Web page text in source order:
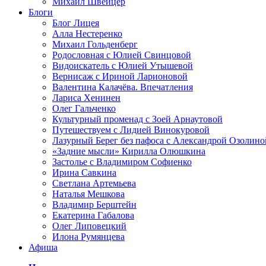
Блоги
Блог Лицея
Алла Нестеренко
Михаил Гольденберг
Родословная с Юлией Свинцовой
Видоискатель с Юлией Утышевой
Вернисаж с Ириной Ларионовой
Валентина Калачёва. Впечатления
Лариса Хенинен
Олег Гальченко
Культурный променад с Зоей Арнаутовой
Путешествуем с Лидией Винокуровой
Лазурный Берег без пафоса с Александрой
«Задние мысли» Кирилла Олюшкина
Застолье с Владимиром Софиенко
Ирина Савкина
Светлана Артемьева
Наталья Мешкова
Владимир Берштейн
Екатерина Габалова
Олег Липовецкий
Илона Румянцева
Афиша